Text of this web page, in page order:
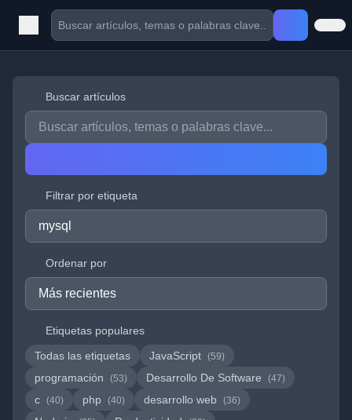
Buscar artículos
Filtrar por etiqueta
Ordenar por
Etiquetas populares
Todas las etiquetas
JavaScript (59)
programación (53) Desarrollo De Software (47)
c (40) php (40) desarrollo web (36)